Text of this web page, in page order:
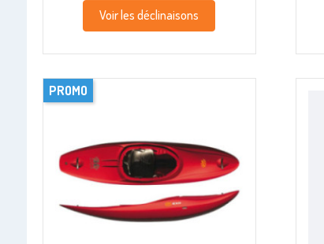
Voir les déclinaisons
PROMO